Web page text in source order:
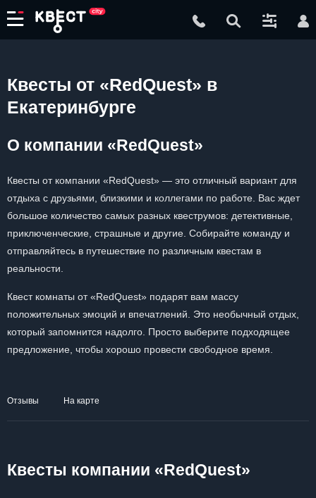
Квесты от «RedQuest» в
Екатеринбурге
О компании «RedQuest»
Квесты от компании «RedQuest» — это отличный вариант для
отдыха с друзьями, близкими и коллегами по работе. Вас ждет
большое количество самых разных квеструмов: детективные,
приключенческие, страшные и другие. Собирайте команду и
отправляйтесь в путешествие по различным квестам в
реальности.
Квест комнаты от «RedQuest» подарят вам массу
положительных эмоций и впечатлений. Это необычный отдых,
который запомнится надолго. Просто выберите подходящее
предложение, чтобы хорошо провести свободное время.
Отзывы На карте
Квесты компании «RedQuest»